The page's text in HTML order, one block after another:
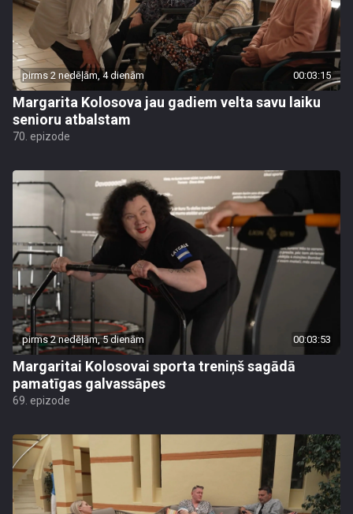
pirms 2 nedēļām, 4 dienām 00:03:15
Margarita Kolosova jau gadiem velta savu laiku
senioru atbalstam
70. epizode
pirms 2 nedēļām, 5 dienām 00:03:53
Margaritai Kolosovai sporta treniņš sagādā
pamatīgas galvassāpes
69. epizode